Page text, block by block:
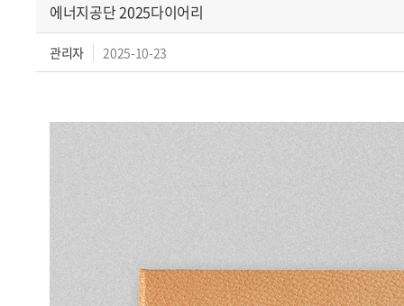
에너지공단 2025다이어리
관리자 2025-10-23